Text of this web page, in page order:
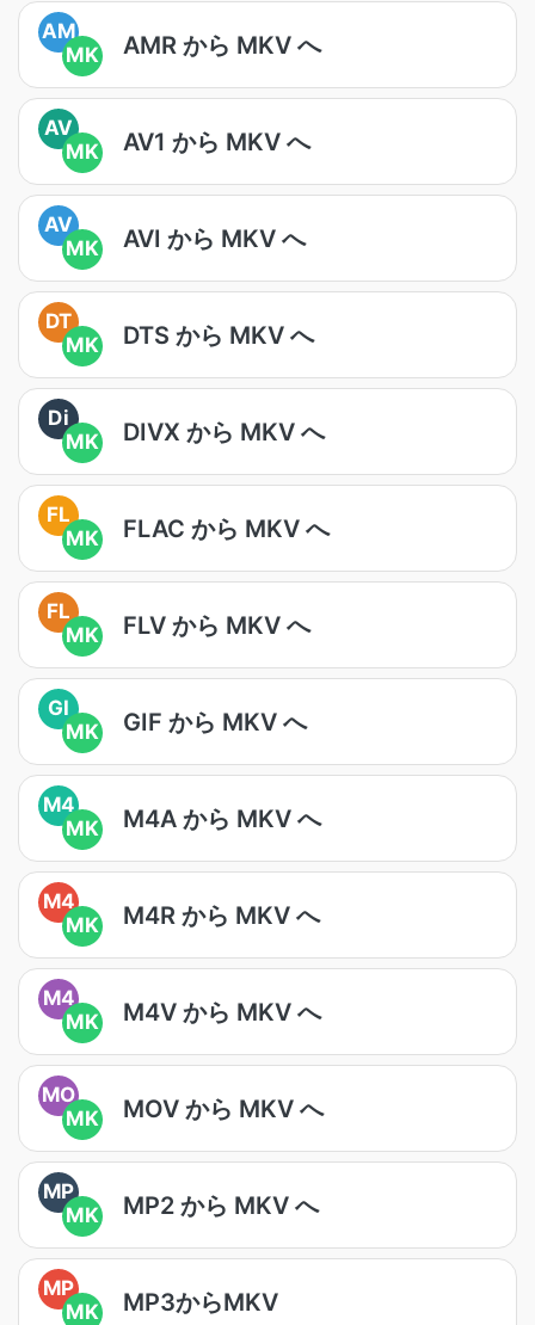
AM
MK
AMR から MKV へ
AV
MK
AV1 から MKV へ
AV
MK
AVI から MKV へ
DT
MK
DTS から MKV へ
Di
MK
DIVX から MKV へ
FL
MK
FLAC から MKV へ
FL
MK
FLV から MKV へ
GI
MK
GIF から MKV へ
M4
MK
M4A から MKV へ
M4
MK
M4R から MKV へ
M4
MK
M4V から MKV へ
MO
MK
MOV から MKV へ
MP
MK
MP2 から MKV へ
MP
MK
MP3からMKV